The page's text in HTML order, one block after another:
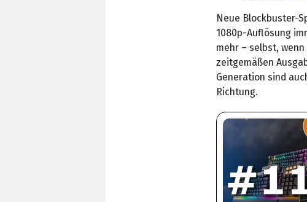
Neue Blockbuster-
1080p-Auflösung
mehr – selbst,
zeitgemäßen
Generation sind
Richtung.